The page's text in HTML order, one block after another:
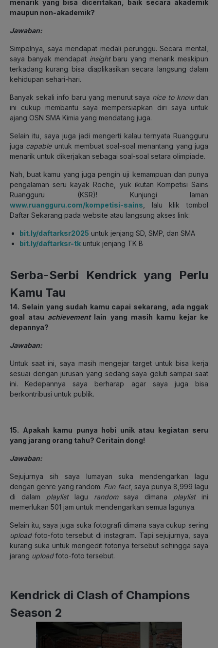
menarik yang bisa diceritakan, baik secara akademik
maupun non-akademik?
Jawaban:
Simpelnya, saya mendapat medali perunggu. Secara mental,
saya banyak mendapat insightbaru yang menarik meskipun
terkadang kurang bisa diaplikasikan secara langsung dalam
kehidupan sehari-hari.
Banyak sekali info baru yang menurut saya nice to knowdan
ini cukup membantu saya mempersiapkan diri saya untuk
ajang OSN SMA Kimia yang mendatang juga.
Selain itu, saya juga jadi mengerti kalau ternyata Ruangguru
juga capableuntuk membuat soal-soal menantang yang juga
menarik untuk dikerjakan sebagai soal-soal setara olimpiade.
Nah, buat kamu yang juga pengin uji kemampuan dan punya
pengalaman seru kayak Roche, yuk ikutan Kompetisi Sains
Ruangguru (KSR)! Kunjungi laman
www.ruangguru.com/kompetisi-sains , lalu klik tombol
Daftar Sekarang pada website atau langsung akses link:
bit.ly/daftarksr2025 untuk jenjang SD, SMP, dan SMA
bit.ly/daftarksr-tk untuk jenjang TK B
Serba-Serbi Kendrick yang Perlu
Kamu Tau
14. Selain yang sudah kamu capai sekarang, ada nggak
goal atau achievementlain yang masih kamu kejar ke
depannya?
Jawaban:
Untuk saat ini, saya masih mengejar target untuk bisa kerja
sesuai dengan jurusan yang sedang saya geluti sampai saat
ini. Kedepannya saya berharap agar saya juga bisa
berkontribusi untuk publik.
15. Apakah kamu punya hobi unik atau kegiatan seru
yang jarang orang tahu? Ceritain dong!
Jawaban:
Sejujurnya sih saya lumayan suka mendengarkan lagu
dengan genre yang random. Fun fact, saya punya 8,999 lagu
di dalam playlistlagu randomsaya dimana playlistini
memerlukan 501 jam untuk mendengarkan semua lagunya.
Selain itu, saya juga suka fotografi dimana saya cukup sering
uploadfoto-foto tersebut di instagram. Tapi sejujurnya, saya
kurang suka untuk mengedit fotonya tersebut sehingga saya
jarang uploadfoto-foto tersebut.
Kendrick di Clash of Champions
Season 2